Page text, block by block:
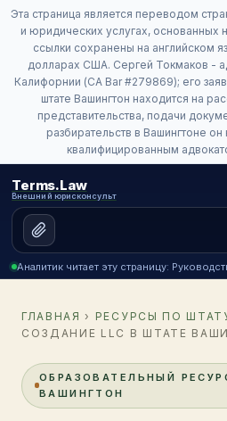
Эта страница является переводом
и юридических услугах,
ссылки сохранены на английском
долларах США. Сергей Токмаков -
Калифорнии (CA Bar #279869); его
штате Вашингтон находится на
представительства, подачи
разбирательств в Вашингтоне
квалифицированным
Terms.Law
Внешний юрисконсульт
Аналитик читает эту страницу:
ГЛАВНАЯ › РЕСУРСЫ ПО
СОЗДАНИЕ LLC В ШТАТЕ
ОБРАЗОВАТЕЛЬНЫЙ
ВАШИНГТОН